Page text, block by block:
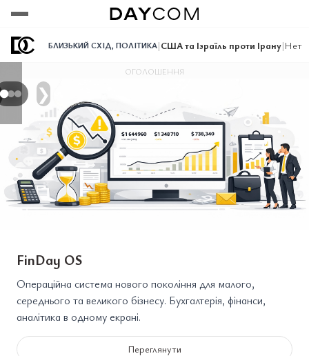
БЛИЗЬКИЙ СХІД, ПОЛІТИКА|США та Ізраїль проти Ірану|
Переглянути
Переглянути
Переглянути
❯
ОГОЛОШЕННЯ
FinDay OS
Операційна система нового покоління для малого,
середнього та великого бізнесу. Бухгалтерія, фінанси,
аналітика в одному екрані.
Переглянути